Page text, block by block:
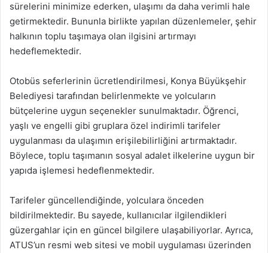
sürelerini minimize ederken, ulaşımı da daha verimli hale
getirmektedir. Bununla birlikte yapılan düzenlemeler, şehir
halkının toplu taşımaya olan ilgisini artırmayı
hedeflemektedir.
Otobüs seferlerinin ücretlendirilmesi, Konya Büyükşehir
Belediyesi tarafından belirlenmekte ve yolcuların
bütçelerine uygun seçenekler sunulmaktadır. Öğrenci,
yaşlı ve engelli gibi gruplara özel indirimli tarifeler
uygulanması da ulaşımın erişilebilirliğini artırmaktadır.
Böylece, toplu taşımanın sosyal adalet ilkelerine uygun bir
yapıda işlemesi hedeflenmektedir.
Tarifeler güncellendiğinde, yolculara önceden
bildirilmektedir. Bu sayede, kullanıcılar ilgilendikleri
güzergahlar için en güncel bilgilere ulaşabiliyorlar. Ayrıca,
ATUS’un resmi web sitesi ve mobil uygulaması üzerinden